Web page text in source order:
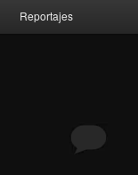
Reportajes